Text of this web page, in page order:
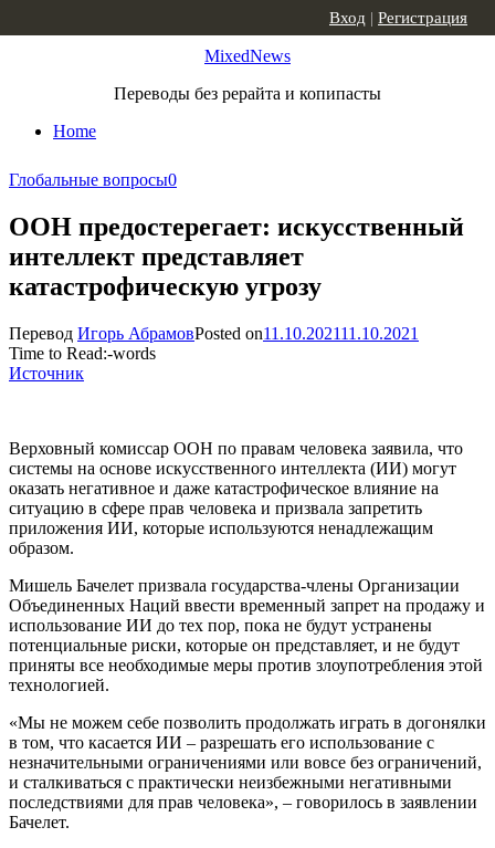
MixedNews
Переводы без рерайта и копипасты
Home
Вход | Регистрация
Глобальные вопросы0
ООН предостерегает: искусственный
интеллект представляет
катастрофическую угрозу
Перевод Игорь АбрамовPosted on11.10.202111.10.2021
Time to Read:-words
Источник
Верховный комиссар ООН по правам человека заявила, что
системы на основе искусственного интеллекта (ИИ) могут
оказать негативное и даже катастрофическое влияние на
ситуацию в сфере прав человека и призвала запретить
приложения ИИ, которые используются ненадлежащим
образом.
Мишель Бачелет призвала государства-члены Организации
Объединенных Наций ввести временный запрет на продажу и
использование ИИ до тех пор, пока не будут устранены
потенциальные риски, которые он представляет, и не будут
приняты все необходимые меры против злоупотребления этой
технологией.
«Мы не можем себе позволить продолжать играть в догонялки
в том, что касается ИИ – разрешать его использование с
незначительными ограничениями или вовсе без ограничений,
и сталкиваться с практически неизбежными негативными
последствиями для прав человека», – говорилось в заявлении
Бачелет.